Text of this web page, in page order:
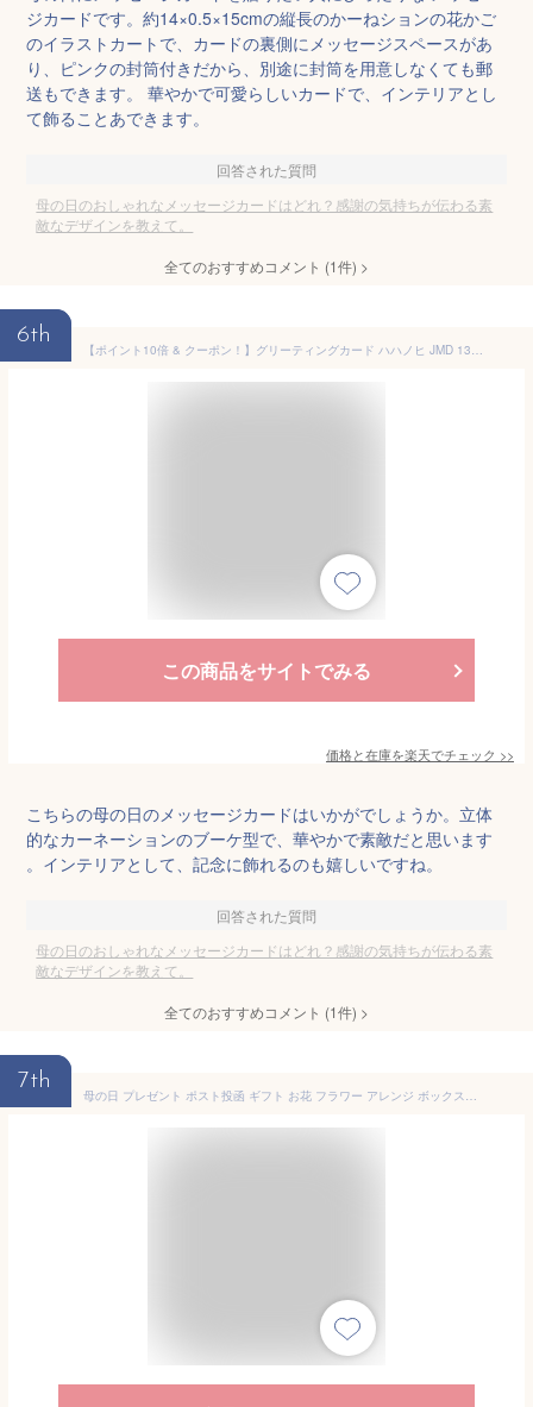
ジカードです。約14×0.5×15cmの縦長のかーねションの花かご
のイラストカートで、カードの裏側にメッセージスペースがあ
り、ピンクの封筒付きだから、別途に封筒を用意しなくても郵
送もできます。 華やかで可愛らしいカードで、インテリアとし
て飾ることあできます。
回答された質問
母の日のおしゃれなメッセージカードはどれ？感謝の気持ちが伝わる素
敵なデザインを教えて。
全てのおすすめコメント (1件) >
6th
【ポイント10倍 & クーポン！】グリーティングカード ハハノヒ JMD 13-3 立体ダイカットカード 母の日 立体 リボン付き花瓶 サンリオ メッセージカード グッズ メール便可 シネマコレクション
この商品をサイトでみる
価格と在庫を楽天でチェック >>
こちらの母の日のメッセージカードはいかがでしょうか。立体
的なカーネーションのブーケ型で、華やかで素敵だと思います
。インテリアとして、記念に飾れるのも嬉しいですね。
回答された質問
母の日のおしゃれなメッセージカードはどれ？感謝の気持ちが伝わる素
敵なデザインを教えて。
全てのおすすめコメント (1件) >
7th
母の日 プレゼント ポスト投函 ギフト お花 フラワー アレンジ ボックスフラワー グリーティングカードタイプ ハッピーマザーズデイ 花束 ブック型 立体 ドライフラワー 手作り メッセージカード コンパクト 封筒付き 郵便で送れる そのまま飾れる 送料無料